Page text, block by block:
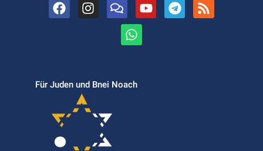
Für Juden und Bnei Noach